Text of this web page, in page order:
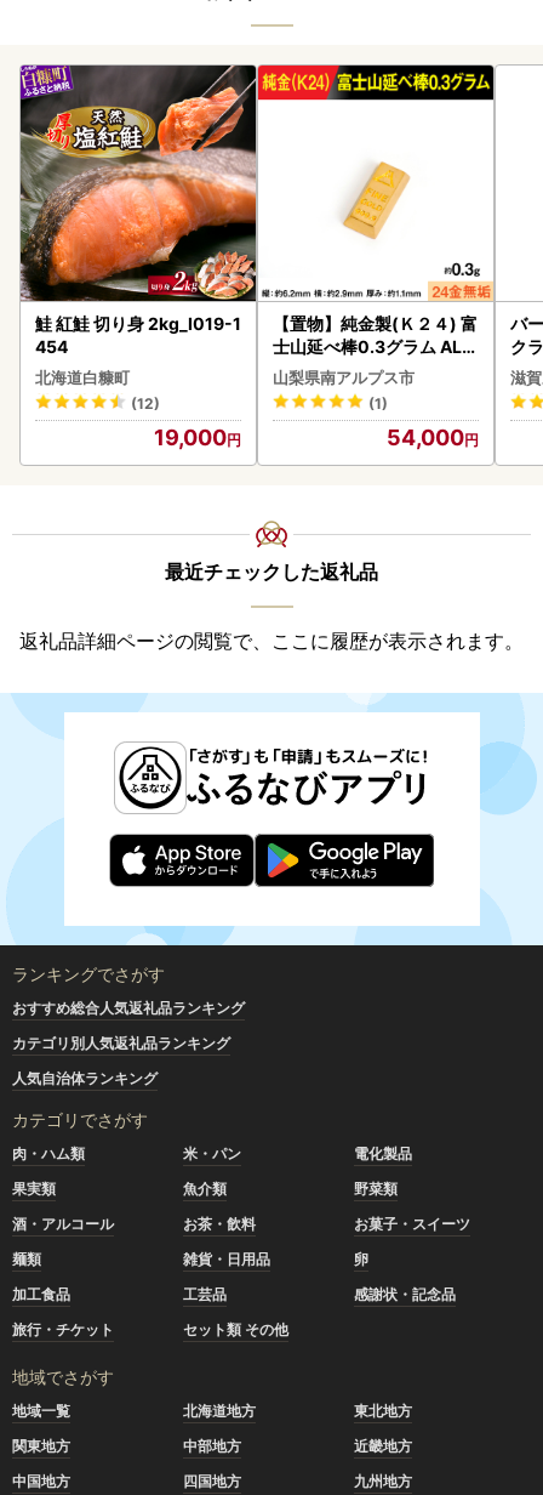
鮭 紅鮭 切り身 2kg_I019-1
454
北海道白糠町
(12)
19,000
【置物】純金製(Ｋ２４) 富
士山延べ棒0.3グラム ALP
BK193
山梨県南アルプス市
(1)
54,000
バ
ク
ア
ン
滋
最近チェックした返礼品
返礼品詳細ページの閲覧で、ここに履歴が表示されます。
ランキングでさがす
おすすめ総合人気返礼品ランキング
カテゴリ別人気返礼品ランキング
人気自治体ランキング
カテゴリでさがす
肉・ハム類 米・パン
電化製品
果実類
魚介類
野菜類
酒・アルコール
お茶・飲料
お菓子・スイーツ
麺類
雑貨・日用品
卵
加工食品
工芸品
感謝状・記念品
旅行・チケット
セット類 その他
地域でさがす
地域一覧 北海道地方
東北地方
関東地方
中部地方
近畿地方
中国地方
四国地方 九州地方